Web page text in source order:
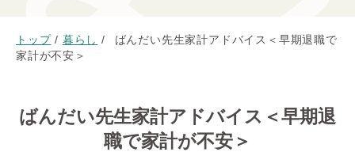
トップ / 暮らし /
ばんだい先生家計アドバイス＜早期退職で
家計が不安＞
ばんだい先生家計アドバイス＜早期退
職で家計が不安＞